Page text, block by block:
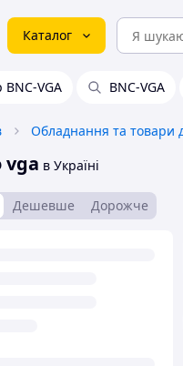
Каталог
VGA BNC-VGA
vga в Україні
Дешевше Дорожче